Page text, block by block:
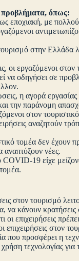
προβλήματα, όπως:
εποχιακή, με
στην Ελλάδα
οι εργαζόμενοι
να οδηγήσει σε
η αγορά
την παράνομη
στον
αναζητούν
τομέα δεν έχουν
αναπτύξουν νέες.
19 είχε
στον τουρισμό
να κάνουν κρατήσεις
επιχειρήσεις
στον
που προσφέρει η
τεχνολογίας